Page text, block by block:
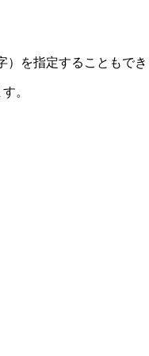
）を指定することもで
。